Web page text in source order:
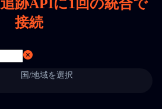
跡APIに1回の統合で
接続
国/地域を選択